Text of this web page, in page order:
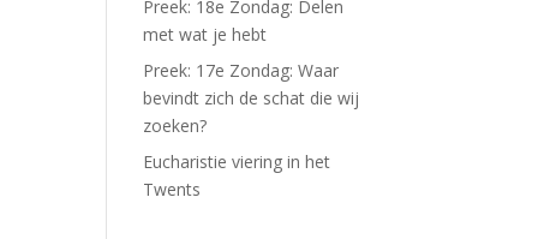
Preek: 18e Zondag: Delen
met wat je hebt
Preek: 17e Zondag: Waar
bevindt zich de schat die wij
zoeken?
Eucharistie viering in het
Twents